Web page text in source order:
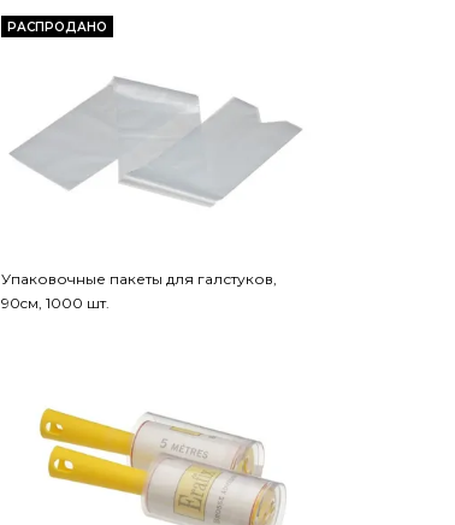
РАСПРОДАНО
Упаковочные пакеты для галстуков,
90cм, 1000 шт.